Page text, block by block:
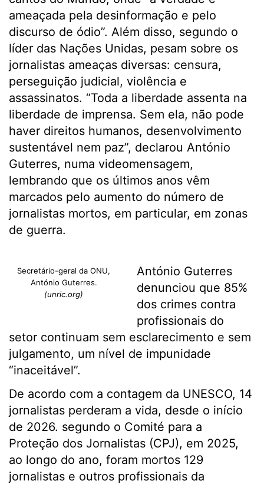
ameaçada pela desinformação e pelo
discurso de ódio”. Além disso, segundo o
líder das Nações Unidas, pesam sobre os
jornalistas ameaças diversas: censura,
perseguição judicial, violência e
assassinatos. “Toda a liberdade assenta na
liberdade de imprensa. Sem ela, não pode
haver direitos humanos, desenvolvimento
sustentável nem paz”, declarou António
Guterres, numa videomensagem,
lembrando que os últimos anos vêm
marcados pelo aumento do número de
jornalistas mortos, em particular, em zonas
de guerra.
Secretário-geral da ONU,
António Guterres.
(unric.org)
António Guterres
denunciou que 85%
dos crimes contra
profissionais do
setor continuam sem esclarecimento e sem
julgamento, um nível de impunidade
“inaceitável”.
De acordo com a contagem da UNESCO, 14
jornalistas perderam a vida, desde o início
de 2026. segundo o Comité para a
Proteção dos Jornalistas (CPJ), em 2025,
ao longo do ano, foram mortos 129
jornalistas e outros profissionais da